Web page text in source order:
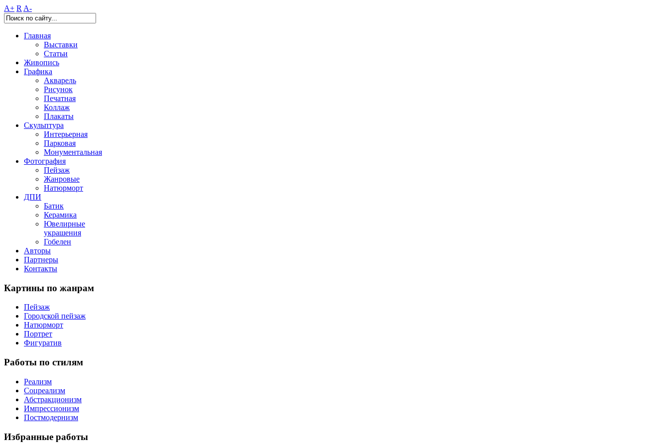
A+ R A-
Главная
Выставки
Статьи
Живопись
Графика
Акварель
Рисунок
Печатная
Коллаж
Плакаты
Скульптура
Интерьерная
Парковая
Монументальная
Фотография
Пейзаж
Жанровые
Натюрморт
ДПИ
Батик
Керамика
Ювелирные
украшения
Гобелен
Авторы
Партнеры
Контакты
Картины по жанрам
Пейзаж
Городской пейзаж
Натюрморт
Портрет
Фигуратив
Работы по стилям
Реализм
Соцреализм
Абстракционизм
Импрессионизм
Постмодернизм
Избранные работы